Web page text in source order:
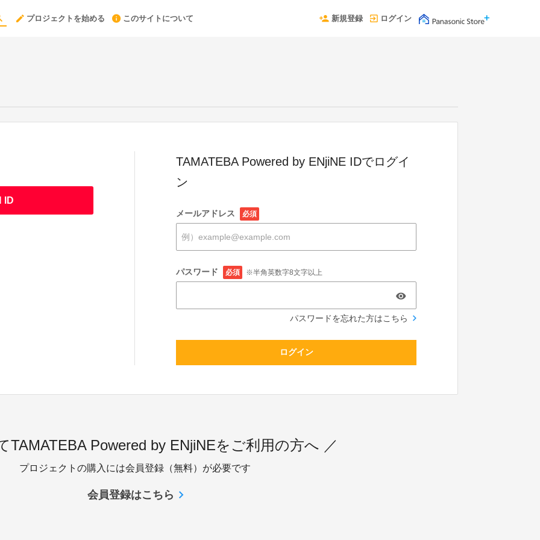
プロジェクトを始める このサイトについて 新規登録 ログイン
ID
TAMATEBA Powered by ENjiNE IDでログイ
ン
メールアドレス 必須
パスワード 必須 ※半角英数字8文字以上
パスワードを忘れた方はこちら
ログイン
TAMATEBA Powered by ENjiNEをご利用の方へ ／
プロジェクトの購入には会員登録（無料）が必要です
会員登録はこちら